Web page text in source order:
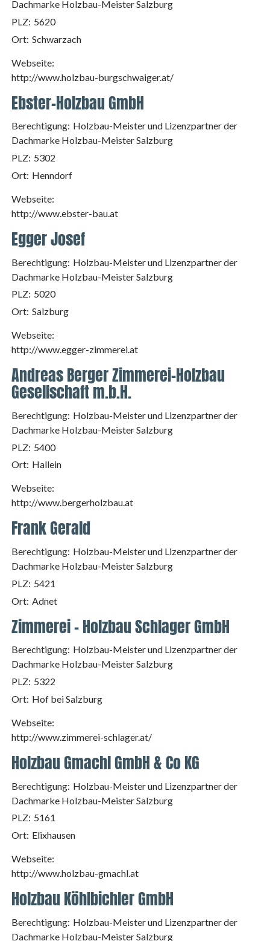
Dachmarke Holzbau-Meister Salzburg
PLZ: 5620
Ort: Schwarzach
Webseite:
http://www.holzbau-burgschwaiger.at/
Ebster-Holzbau GmbH
Berechtigung: Holzbau-Meister und Lizenzpartner der
Dachmarke Holzbau-Meister Salzburg
PLZ: 5302
Ort: Henndorf
Webseite:
http://www.ebster-bau.at
Egger Josef
Berechtigung: Holzbau-Meister und Lizenzpartner der
Dachmarke Holzbau-Meister Salzburg
PLZ: 5020
Ort: Salzburg
Webseite:
http://www.egger-zimmerei.at
Andreas Berger Zimmerei-Holzbau
Gesellschaft m.b.H.
Berechtigung: Holzbau-Meister und Lizenzpartner der
Dachmarke Holzbau-Meister Salzburg
PLZ: 5400
Ort: Hallein
Webseite:
http://www.bergerholzbau.at
Frank Gerald
Berechtigung: Holzbau-Meister und Lizenzpartner der
Dachmarke Holzbau-Meister Salzburg
PLZ: 5421
Ort: Adnet
Zimmerei - Holzbau Schlager GmbH
Berechtigung: Holzbau-Meister und Lizenzpartner der
Dachmarke Holzbau-Meister Salzburg
PLZ: 5322
Ort: Hof bei Salzburg
Webseite:
http://www.zimmerei-schlager.at/
Holzbau Gmachl GmbH & Co KG
Berechtigung: Holzbau-Meister und Lizenzpartner der
Dachmarke Holzbau-Meister Salzburg
PLZ: 5161
Ort: Elixhausen
Webseite:
http://www.holzbau-gmachl.at
Holzbau Köhlbichler GmbH
Berechtigung: Holzbau-Meister und Lizenzpartner der
Dachmarke Holzbau-Meister Salzburg